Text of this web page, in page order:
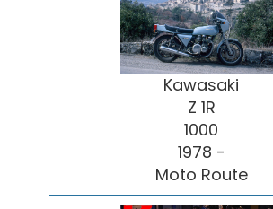
Kawasaki
Z 1R
1000
1978 -
Moto Route